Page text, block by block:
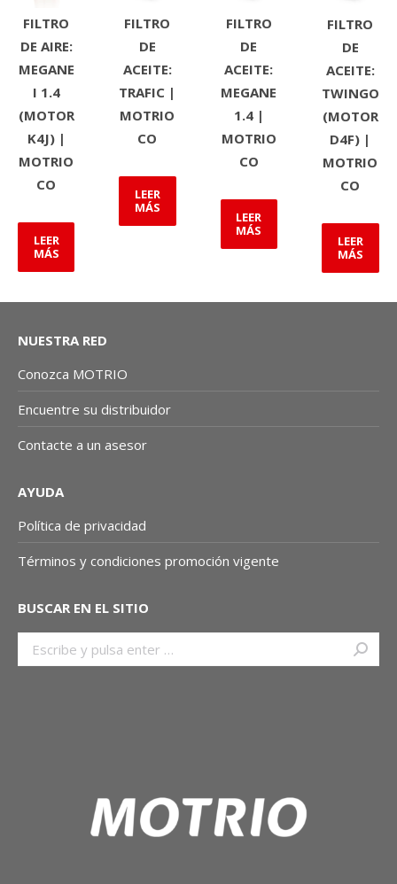
FILTRO
DE AIRE:
MEGANE
I 1.4
(MOTOR
K4J) |
MOTRIO
CO
LEER
MÁS
FILTRO
DE
ACEITE:
TRAFIC |
MOTRIO
CO
LEER
MÁS
FILTRO
DE
ACEITE:
MEGANE
1.4 |
MOTRIO
CO
LEER
MÁS
FILTRO
DE
ACEITE:
TWINGO
(MOTOR
D4F) |
MOTRIO
CO
LEER
MÁS
NUESTRA RED
Conozca MOTRIO
Encuentre su distribuidor
Contacte a un asesor
AYUDA
Política de privacidad
Términos y condiciones promoción vigente
BUSCAR EN EL SITIO